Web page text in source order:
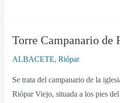
Torre Campanario de
ALBACETE,Riópar
Se trata del campanario de la
Riópar Viejo, situada a los pies
Torre
Riópar
Viejo